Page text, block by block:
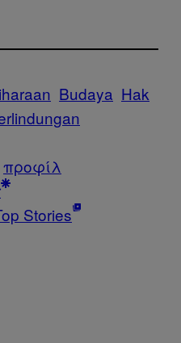
Budaya Hak
προφίλ
Stories